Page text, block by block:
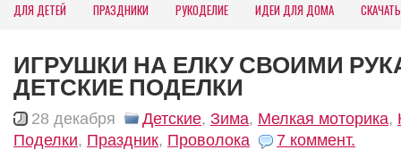
ДЛЯ ДЕТЕЙ ПРАЗДНИКИ РУКОДЕЛИЕ ИДЕИ ДЛЯ ДОМА СКАЧАТЬ
ИГРУШКИ НА ЕЛКУ СВОИМИ
ДЕТСКИЕ ПОДЕЛКИ
28 декабря Детские, Зима, Мелкая моторика,
Поделки, Праздник, Проволока 7 коммент.